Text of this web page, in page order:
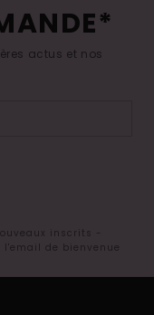
actus et nos
inscrits -
de bienvenue